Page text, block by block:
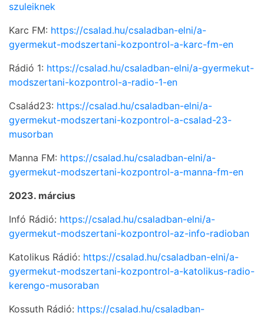
szuleiknek
Karc FM: https://csalad.hu/csaladban-elni/a-
gyermekut-modszertani-kozpontrol-a-karc-fm-en
Rádió 1: https://csalad.hu/csaladban-elni/a-gyermekut-
modszertani-kozpontrol-a-radio-1-en
Család23: https://csalad.hu/csaladban-elni/a-
gyermekut-modszertani-kozpontrol-a-csalad-23-
musorban
Manna FM: https://csalad.hu/csaladban-elni/a-
gyermekut-modszertani-kozpontrol-a-manna-fm-en
2023. március
Infó Rádió: https://csalad.hu/csaladban-elni/a-
gyermekut-modszertani-kozpontrol-az-info-radioban
Katolikus Rádió: https://csalad.hu/csaladban-elni/a-
gyermekut-modszertani-kozpontrol-a-katolikus-radio-
kerengo-musoraban
Kossuth Rádió: https://csalad.hu/csaladban-